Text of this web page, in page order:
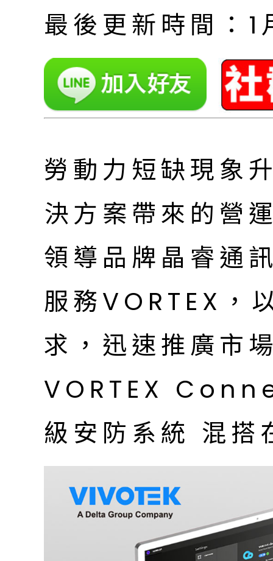
最後更新時間
勞動力短缺現象
決方案帶來的營
領導品牌晶睿通
服務VORTEX，
求，迅速推廣市
VORTEX
級安防系統 混搭